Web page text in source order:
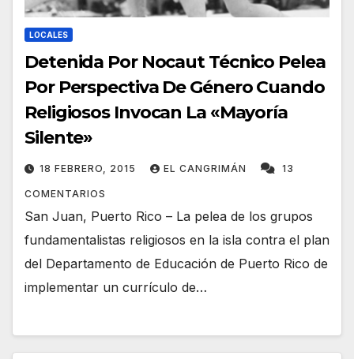
LOCALES
Detenida Por Nocaut Técnico Pelea
Por Perspectiva De Género Cuando
Religiosos Invocan La «Mayoría
Silente»
18 FEBRERO, 2015 EL CANGRIMÁN 13
COMENTARIOS
San Juan, Puerto Rico – La pelea de los grupos
fundamentalistas religiosos en la isla contra el plan
del Departamento de Educación de Puerto Rico de
implementar un currículo de…